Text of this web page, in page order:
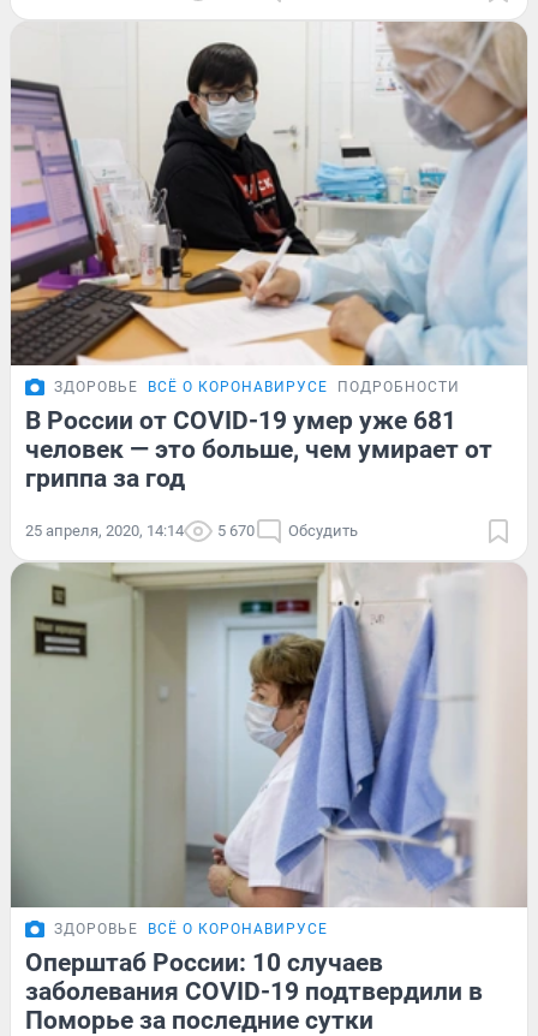
ЗДОРОВЬЕ ВСЁ О КОРОНАВИРУСЕ ПОДРОБНОСТИ
В России от COVID-19 умер уже 681
человек — это больше, чем умирает от
гриппа за год
25 апреля, 2020, 14:14 5 670 Обсудить
ЗДОРОВЬЕ ВСЁ О КОРОНАВИРУСЕ
Оперштаб России: 10 случаев
заболевания COVID-19 подтвердили в
Поморье за последние сутки